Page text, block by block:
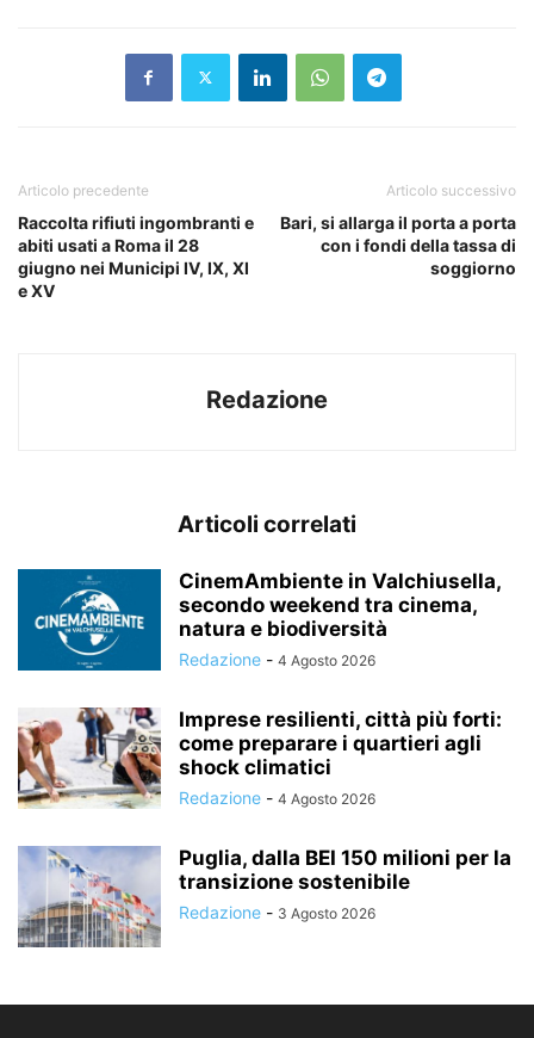
Articolo precedente
Raccolta rifiuti ingombranti e
abiti usati a Roma il 28
giugno nei Municipi IV, IX, XI
e XV
Articolo successivo
Bari, si allarga il porta a porta
con i fondi della tassa di
soggiorno
Redazione
Articoli correlati
CinemAmbiente in Valchiusella,
secondo weekend tra cinema,
natura e biodiversità
Redazione - 4 Agosto 2026
Imprese resilienti, città più forti:
come preparare i quartieri agli
shock climatici
Redazione - 4 Agosto 2026
Puglia, dalla BEI 150 milioni per la
transizione sostenibile
Redazione - 3 Agosto 2026